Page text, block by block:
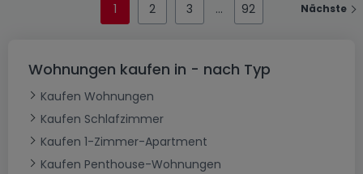
1 2 3 92 Nächste
Wohnungen kaufen in - nach Typ
Kaufen Wohnungen
Kaufen Schlafzimmer
Kaufen 1-Zimmer-Apartment
Kaufen Penthouse-Wohnungen